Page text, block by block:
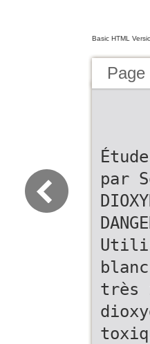
Basic HTML
par
très